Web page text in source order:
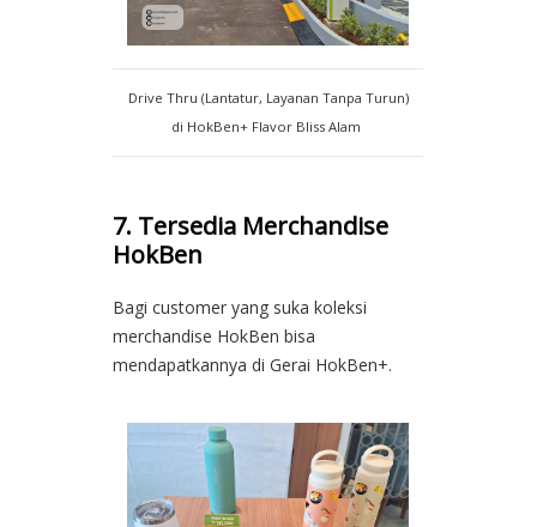
Drive Thru (Lantatur, Layanan Tanpa Turun)
di HokBen+ Flavor Bliss Alam
7. Tersedia Merchandise
HokBen
Bagi customer yang suka koleksi
merchandise HokBen bisa
mendapatkannya di Gerai HokBen+.